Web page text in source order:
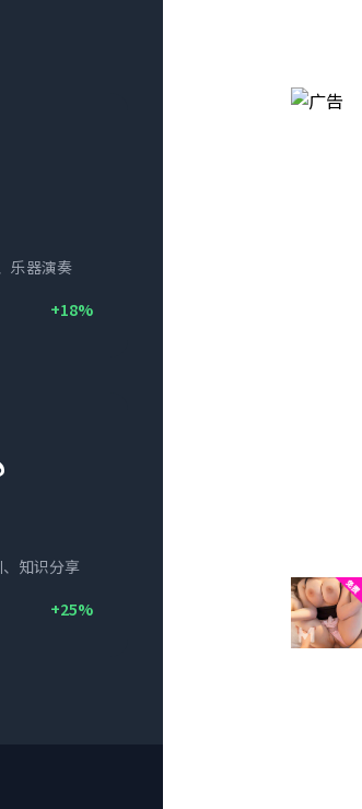
乐器演奏
+18%
知识分享
+25%